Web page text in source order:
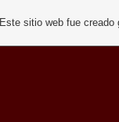
Este sitio web fue